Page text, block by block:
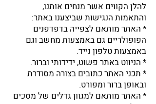
​להלן הקווים אשר מנחים אותנו,
והתאמות הנגישות שביצענו באתר:
* האתר מותאם לצפייה בדפדפנים
הפופולריים גם באמצעות מחשב וגם
באמצעות טלפון נייד.
* הניווט באתר פשוט, ידידותי וברור.
* תכני האתר כתובים בצורה מסודרת
ובאופן ברור ומפורט.
* האתר מותאם למגוון גדלים של מסכים